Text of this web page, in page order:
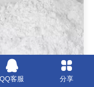
QQ客服 分享